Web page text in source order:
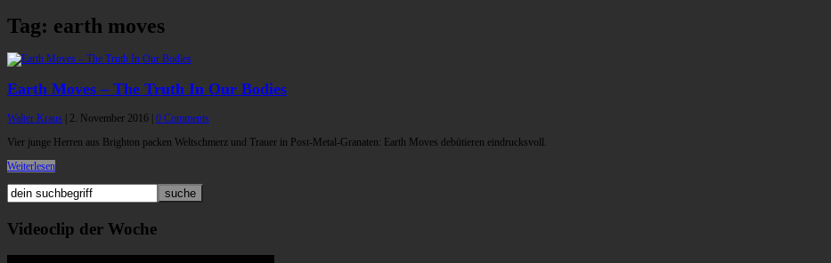
Tag: earth moves
Earth Moves – The Truth In Our Bodies
Walter Kraus 2. November 2016 0 Comments
Vier junge Herren aus Brighton packen Weltschmerz und Trauer in Post-Metal-Granaten: Earth Moves debütieren eindrucksvoll.
Weiterlesen
Videoclip der Woche